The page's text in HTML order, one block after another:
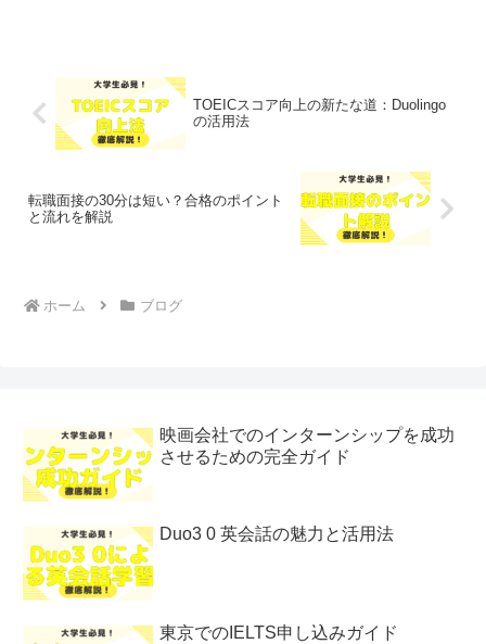
TOEICスコア向上の新たな道：Duolingo
の活用法
転職面接の30分は短い？合格のポイント
と流れを解説
ホーム ブログ
映画会社でのインターンシップを成功
させるための完全ガイド
Duo3 0 英会話の魅力と活用法
東京でのIELTS申し込みガイド